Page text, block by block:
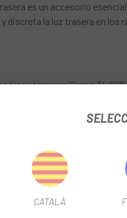
es un accesorio
la luz trasera en
luces traseras Recon TL
del sillín mediante un
perfectamente en la
movimientos indeseados
al aumentar su visibilidad
CATALÀ